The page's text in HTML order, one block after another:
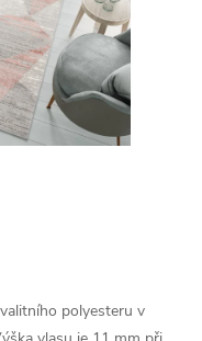
polyesteru v